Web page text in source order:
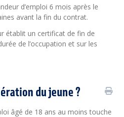
d’emploi 6 mois après le
avant la fin du contrat.
établit un certificat de fin de
de l’occupation et sur les
du jeune ?
âgé de 18 ans au moins touche